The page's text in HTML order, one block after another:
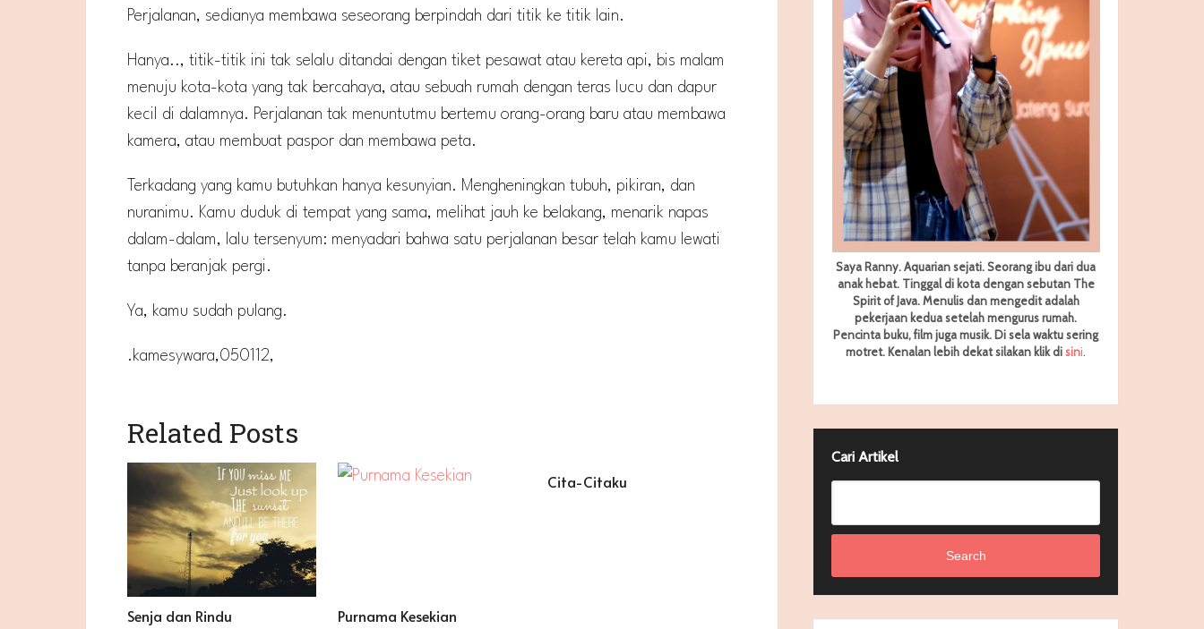
Perjalanan, sedianya membawa seseorang berpindah dari titik ke titik lain.
Hanya.., titik-titik ini tak selalu ditandai dengan tiket pesawat atau kereta api, bis malam
menuju kota-kota yang tak bercahaya, atau sebuah rumah dengan teras lucu dan dapur
kecil di dalamnya. Perjalanan tak menuntutmu bertemu orang-orang baru atau membawa
kamera, atau membuat paspor dan membawa peta.
Terkadang yang kamu butuhkan hanya kesunyian. Mengheningkan tubuh, pikiran, dan
nuranimu. Kamu duduk di tempat yang sama, melihat jauh ke belakang, menarik napas
dalam-dalam, lalu tersenyum: menyadari bahwa satu perjalanan besar telah kamu lewati
tanpa beranjak pergi.
Ya, kamu sudah pulang.
.kamesywara,050112,
Related Posts
Senja dan Rindu Purnama Kesekian
Cita-Citaku
Saya Ranny. Aquarian sejati. Seorang ibu dari dua
anak hebat. Tinggal di kota dengan sebutan The
Spirit of Java. Menulis dan mengedit adalah
pekerjaan kedua setelah mengurus rumah.
Pencinta buku, film juga musik. Di sela waktu sering
motret.Kenalan lebih dekat silakan klik disini
Cari Artikel
Search